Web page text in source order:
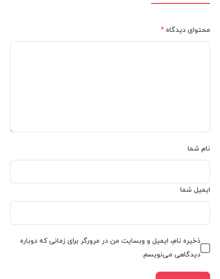
محتوای دیدگاه *
نام شما
ایمیل شما
ذخیره نام، ایمیل و وبسایت من در مرورگر برای زمانی که دوباره
دیدگاهی می‌نویسم.